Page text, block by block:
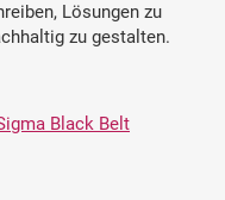
Lösungen zu
zu gestalten.
Black Belt